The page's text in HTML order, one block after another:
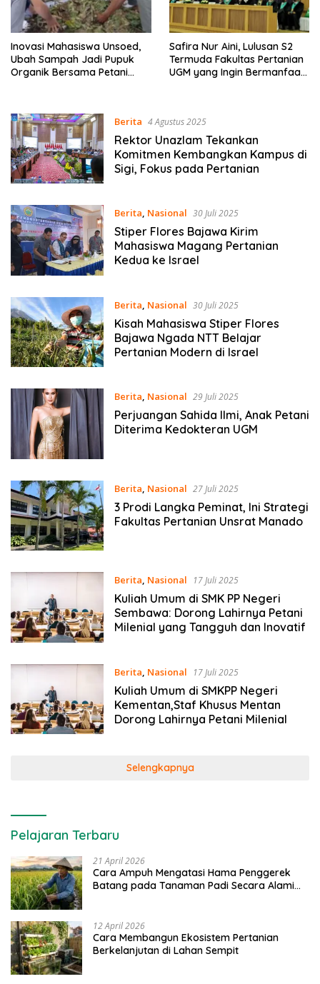
Inovasi Mahasiswa Unsoed,
Ubah Sampah Jadi Pupuk
Organik Bersama Petani
Safira Nur Aini, Lulusan S2
Termuda Fakultas Pertanian
UGM yang Ingin Bermanfaat
Berita 4 Agustus 2025
Rektor Unazlam Tekankan
Komitmen Kembangkan Kampus di
Sigi, Fokus pada Pertanian
Berita, Nasional 30 Juli 2025
Stiper Flores Bajawa Kirim
Mahasiswa Magang Pertanian
Kedua ke Israel
Berita, Nasional 30 Juli 2025
Kisah Mahasiswa Stiper Flores
Bajawa Ngada NTT Belajar
Pertanian Modern di Israel
Berita, Nasional 29 Juli 2025
Perjuangan Sahida Ilmi, Anak Petani
Diterima Kedokteran UGM
Berita, Nasional 27 Juli 2025
3 Prodi Langka Peminat, Ini Strategi
Fakultas Pertanian Unsrat Manado
Berita, Nasional 17 Juli 2025
Kuliah Umum di SMK PP Negeri
Sembawa: Dorong Lahirnya Petani
Milenial yang Tangguh dan Inovatif
Berita, Nasional 17 Juli 2025
Kuliah Umum di SMKPP Negeri
Kementan,Staf Khusus Mentan
Dorong Lahirnya Petani Milenial
Selengkapnya
Pelajaran Terbaru
21 April 2026
Cara Ampuh Mengatasi Hama Penggerek
Batang pada Tanaman Padi Secara Alami
12 April 2026
Cara Membangun Ekosistem Pertanian
Berkelanjutan di Lahan Sempit